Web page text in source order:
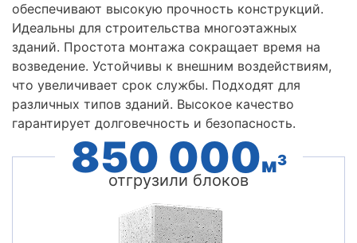
обеспечивают высокую прочность конструкций.
Идеальны для строительства многоэтажных
зданий. Простота монтажа сокращает время на
возведение. Устойчивы к внешним воздействиям,
что увеличивает срок службы. Подходят для
различных типов зданий. Высокое качество
гарантирует долговечность и безопасность.
850 000м3
отгрузили блоков